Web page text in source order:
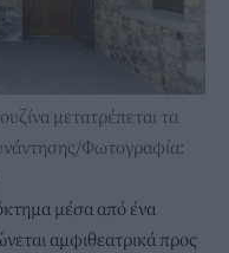
μετατρέπεται τα
Φωτογραφία:
μέσα από ένα
αμφιθεατρικά προς